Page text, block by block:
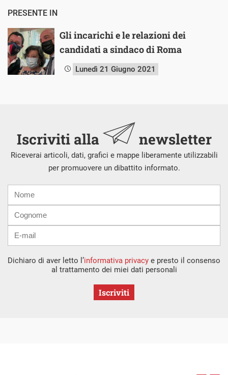
PRESENTE IN
Gli incarichi e le relazioni dei
candidati a sindaco di Roma
Lunedì 21 Giugno 2021
Iscriviti alla newsletter
Riceverai articoli, dati, grafici e mappe liberamente utilizzabili
per promuovere un dibattito informato.
mail
Dichiaro di aver letto l’informativa privacy e presto il consenso
al trattamento dei miei dati personali
Iscriviti